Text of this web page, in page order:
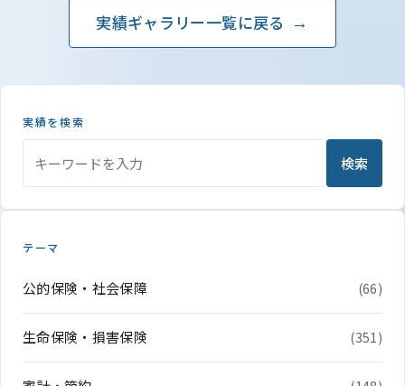
実績ギャラリー一覧に戻る
実績を検索
検索
テーマ
公的保険・社会保障 (66)
生命保険・損害保険 (351)